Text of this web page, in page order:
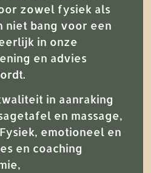
zowel fysiek als
niet bang voor een
in onze
en advies
in aanraking
en massage,
emotioneel en
en coaching